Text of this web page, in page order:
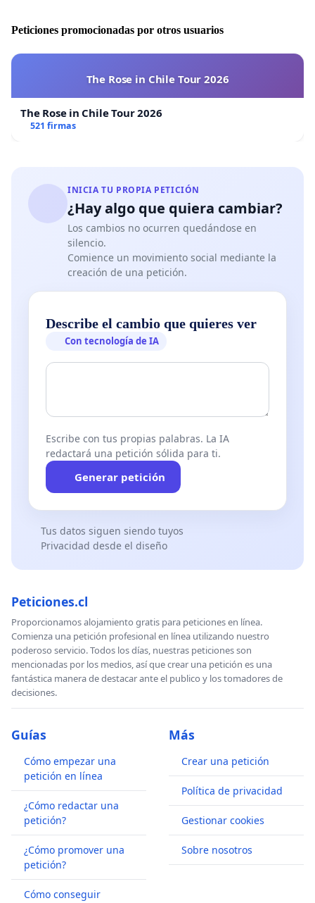
Peticiones promocionadas por otros usuarios
The Rose in Chile Tour 2026
The Rose in Chile Tour 2026
521 firmas
INICIA TU PROPIA PETICIÓN
¿Hay algo que quiera cambiar?
Los cambios no ocurren quedándose en
silencio.
Comience un movimiento social mediante la
creación de una petición.
Describe el cambio que quieres ver
Con tecnología de IA
Escribe con tus propias palabras. La IA
redactará una petición sólida para ti.
Generar petición
Tus datos siguen siendo tuyos
Privacidad desde el diseño
Peticiones.cl
Proporcionamos alojamiento gratis para peticiones en línea.
Comienza una petición profesional en línea utilizando nuestro
poderoso servicio. Todos los días, nuestras peticiones son
mencionadas por los medios, así que crear una petición es una
fantástica manera de destacar ante el publico y los tomadores de
decisiones.
Guías
Cómo empezar una
petición en línea
¿Cómo redactar una
petición?
¿Cómo promover una
petición?
Cómo conseguir
Más
Crear una petición
Política de privacidad
Gestionar cookies
Sobre nosotros